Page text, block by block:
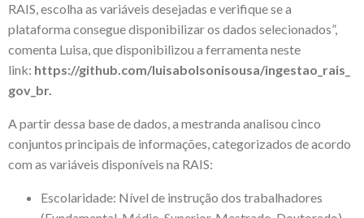
RAIS, escolha as variáveis desejadas e verifique se a
plataforma consegue disponibilizar os dados selecionados”,
comenta Luisa, que disponibilizou a ferramenta neste
link: https://github.com/luisabolsonisousa/ingestao_rais_
gov_br.
A partir dessa base de dados, a mestranda analisou cinco
conjuntos principais de informações, categorizados de acordo
com as variáveis disponíveis na RAIS:
Escolaridade: Nível de instrução dos trabalhadores